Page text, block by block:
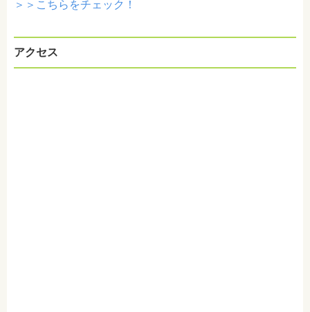
＞＞こちらをチェック！
アクセス